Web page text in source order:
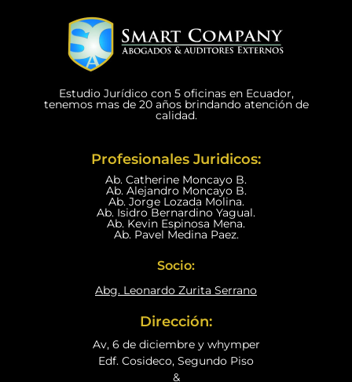
Estudio Jurídico con 5 oficinas en Ecuador,
tenemos mas de 20 años brindando atención de
calidad.
Profesionales Juridicos:
Ab. Catherine Moncayo B.
Ab. Alejandro Moncayo B.
Ab. Jorge Lozada Molina.
Ab. Isidro Bernardino Yagual.
Ab. Kevin Espinosa Mena.
Ab. Pavel Medina Paez.
Socio:
Abg. Leonardo Zurita Serrano
Dirección:
Av, 6 de diciembre y whymper
Edf. Cosideco, Segundo Piso
&